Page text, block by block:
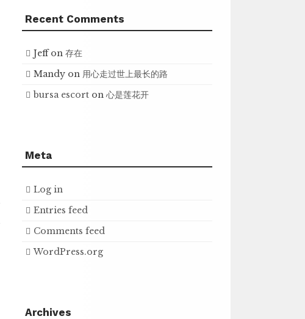
Recent Comments
Jeffon存在
Mandy on 用心走过世上最长的路
bursa escort on心是莲花开
Meta
Log in
Entries feed
Comments feed
WordPress.org
Archives